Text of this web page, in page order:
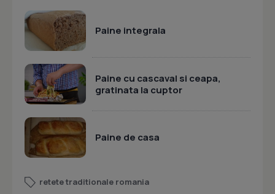
Paine integrala
Paine cu cascaval si ceapa,
gratinata la cuptor
Paine de casa
retete traditionale romania